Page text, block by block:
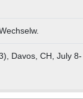
Davos, CH, July 8-